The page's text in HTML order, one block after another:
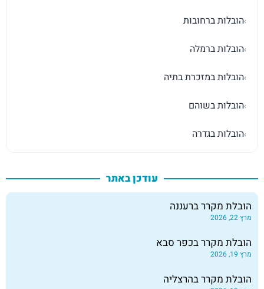
›הובלות ברחובות
›הובלות ברמלה
›הובלות במזכרת בתיה
›הובלות בשוהם
›הובלות בגדרה
עודכן באתר
הובלת מקרר ברעננה
מרץ 22, 2026
הובלת מקרר בכפר סבא
מרץ 19, 2026
הובלת מקרר בהרצליה